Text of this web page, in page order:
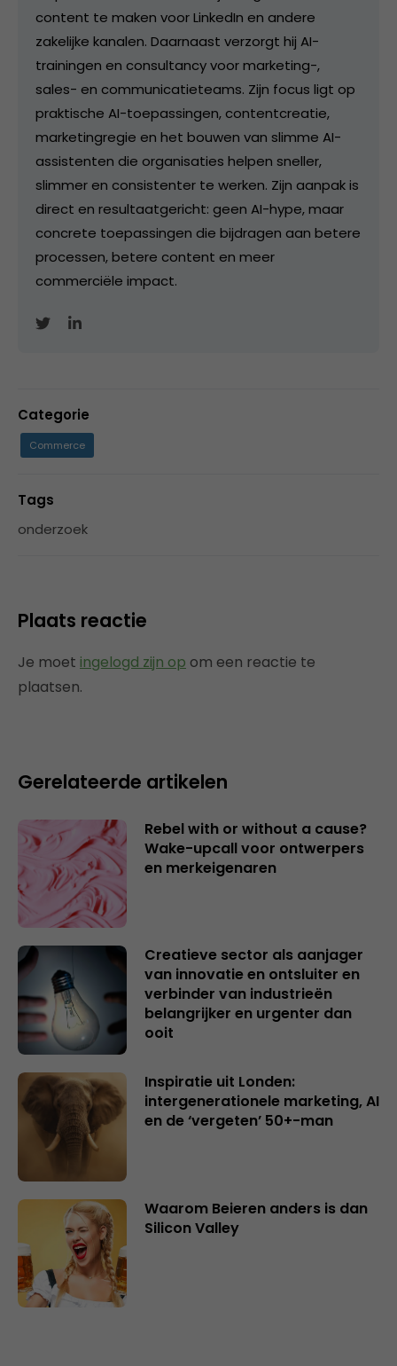
content te maken voor LinkedIn en andere
zakelijke kanalen. Daarnaast verzorgt hij AI-
trainingen en consultancy voor marketing-,
sales- en communicatieteams. Zijn focus ligt op
praktische AI-toepassingen, contentcreatie,
marketingregie en het bouwen van slimme AI-
assistenten die organisaties helpen sneller,
slimmer en consistenter te werken. Zijn aanpak is
direct en resultaatgericht: geen AI-hype, maar
concrete toepassingen die bijdragen aan betere
processen, betere content en meer
commerciële impact.
Categorie
Commerce
Tags
onderzoek
Plaats reactie
Je moet ingelogd zijn op om een reactie te
plaatsen.
Gerelateerde artikelen
Rebel with or without a cause?
Wake-upcall voor ontwerpers
en merkeigenaren
Creatieve sector als aanjager
van innovatie en ontsluiter en
verbinder van industrieën
belangrijker en urgenter dan
ooit
Inspiratie uit Londen:
intergenerationele marketing, AI
en de ‘vergeten’ 50+-man
Waarom Beieren anders is dan
Silicon Valley